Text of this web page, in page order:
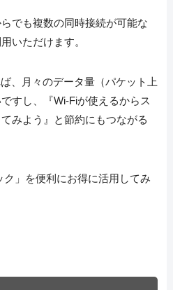
でも複数の同時接続が可能な
いただけます。
、月々のデータ量（パケット上
すし、『Wi-Fiが使えるからス
みよう』と節約にもつながる
」を便利にお得に活用してみ